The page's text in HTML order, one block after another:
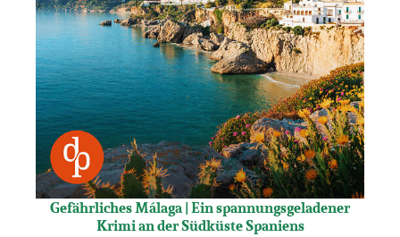
Gefährliches Málaga | Ein spannungsgeladener
Krimi an der Südküste Spaniens